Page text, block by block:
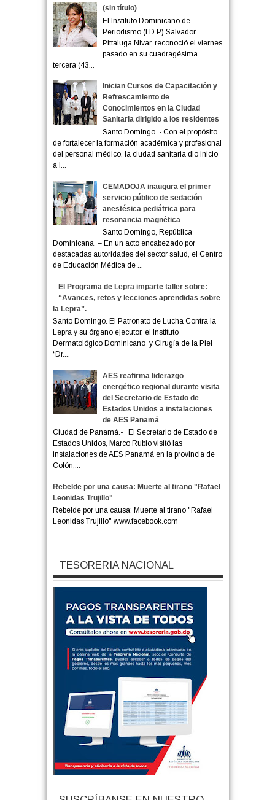
(sin título)
El Instituto Dominicano de
Periodismo (I.D.P) Salvador
Pittaluga Nivar, reconoció el viernes
pasado en su cuadragésima
tercera (43...
Inician Cursos de Capacitación y
Refrescamiento de
Conocimientos en la Ciudad
Sanitaria dirigido a los residentes
Santo Domingo. - Con el propósito
de fortalecer la formación académica y profesional
del personal médico, la ciudad sanitaria dio inicio
a l...
CEMADOJA inaugura el primer
servicio público de sedación
anestésica pediátrica para
resonancia magnética
Santo Domingo, República
Dominicana. – En un acto encabezado por
destacadas autoridades del sector salud, el Centro
de Educación Médica de ...
El Programa de Lepra imparte taller sobre:
“Avances, retos y lecciones aprendidas sobre
la Lepra”.
Santo Domingo. El Patronato de Lucha Contra la
Lepra y su órgano ejecutor, el Instituto
Dermatológico Dominicano y Cirugía de la Piel
“Dr....
AES reafirma liderazgo
energético regional durante visita
del Secretario de Estado de
Estados Unidos a instalaciones
de AES Panamá
Ciudad de Panamá.- El Secretario de Estado de
Estados Unidos, Marco Rubio visitó las
instalaciones de AES Panamá en la provincia de
Colón,...
Rebelde por una causa: Muerte al tirano "Rafael
Leonidas Trujillo"
Rebelde por una causa: Muerte al tirano "Rafael
Leonidas Trujillo" www.facebook.com
TESORERIA NACIONAL